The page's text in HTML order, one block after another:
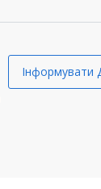
Інформувати